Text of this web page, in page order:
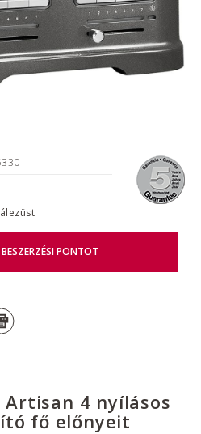
BESZERZÉSI PONTOT
Artisan 4 nyílásos
fő előnyeit